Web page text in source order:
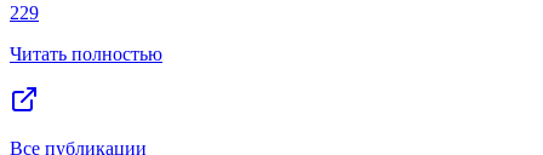
229
Читать полностью
Все публикации